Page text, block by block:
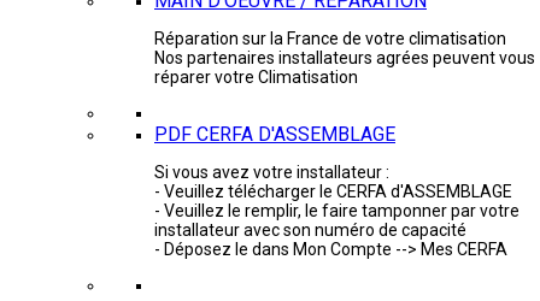
Réparation sur la France de votre climatisation
Nos partenaires installateurs agrées peuvent vous
réparer votre Climatisation
PDF CERFA D'ASSEMBLAGE
Si vous avez votre installateur :
- Veuillez télécharger le CERFA d'ASSEMBLAGE
- Veuillez le remplir, le faire tamponner par votre
installateur avec son numéro de capacité
- Déposez le dans Mon Compte --> Mes CERFA